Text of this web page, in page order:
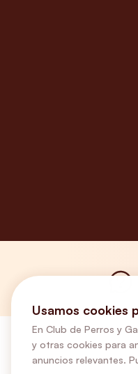
Usamos cookies
En Club de Perros y
y otras cookies para
anuncios relevantes.